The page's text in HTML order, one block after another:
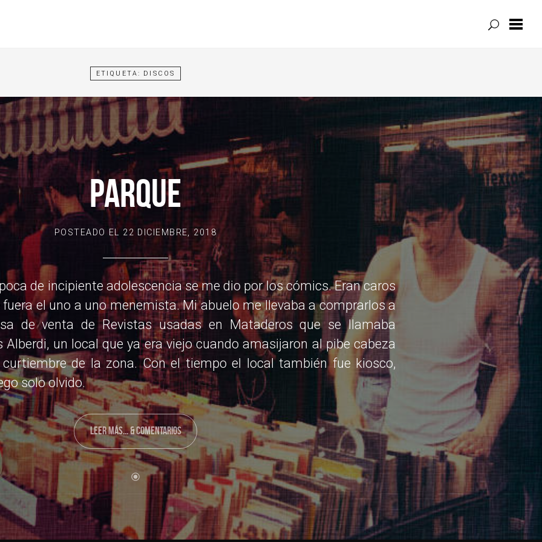
ETIQUETA: DISCOS
PARQUE
POSTEADO EL 22 DICIEMBRE, 2018
de incipiente adolescencia se me dio por los cómics. Eran caros
fuera el uno a uno menemista. Mi abuelo me llevaba a comprarlos a
de venta de Revistas usadas en Mataderos que se llamaba
Alberdi, un local que ya era viejo cuando amasijaron al pibe cabeza
de la zona. Con el tiempo el local también fue kiosco,
solo olvido.
LEER MÁS... & COMENTARIOS